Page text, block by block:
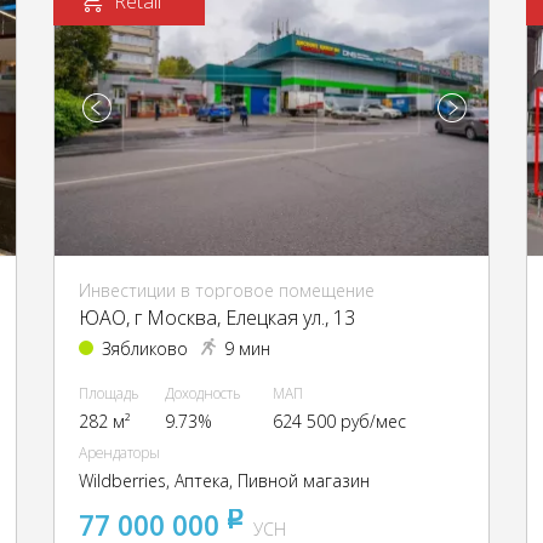
Инвестиции в торговое помещение
ЮАО, г Москва, Елецкая ул., 13
Зябликово 9 мин
Площадь
282 м²
Доходность
9.73%
МАП
624 500 руб/мес
Арендаторы
Wildberries, Аптека, Пивной магазин
77 000 000 pуб
УСН